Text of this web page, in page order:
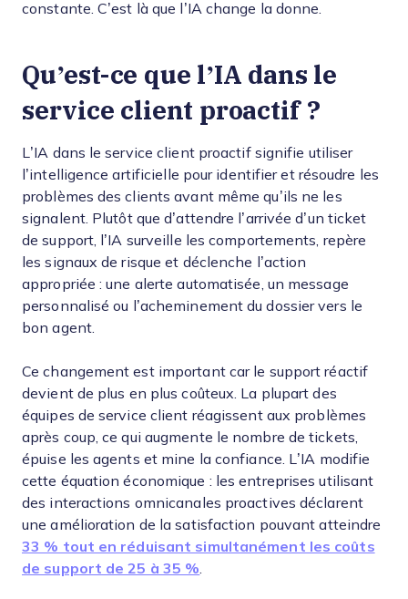
constante. C’est là que l’IA change la donne.
Qu’est-ce que l’IA dans le
service client proactif ?
L’IA dans le service client proactif signifie utiliser
l’intelligence artificielle pour identifier et résoudre les
problèmes des clients avant même qu’ils ne les
signalent. Plutôt que d’attendre l’arrivée d’un ticket
de support, l’IA surveille les comportements, repère
les signaux de risque et déclenche l’action
appropriée : une alerte automatisée, un message
personnalisé ou l’acheminement du dossier vers le
bon agent.
Ce changement est important car le support réactif
devient de plus en plus coûteux. La plupart des
équipes de service client réagissent aux problèmes
après coup, ce qui augmente le nombre de tickets,
épuise les agents et mine la confiance. L’IA modifie
cette équation économique : les entreprises utilisant
des interactions omnicanales proactives déclarent
une amélioration de la satisfaction pouvant atteindre
33 % tout en réduisant simultanément les coûts
de support de 25 à 35 %